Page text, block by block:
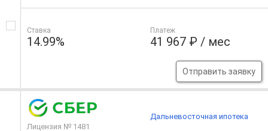
Ставка
14.99%
Платеж
41 967 ₽ / мес
Отправить заявку
Лицензия № 1481
Дальневосточная ипотека